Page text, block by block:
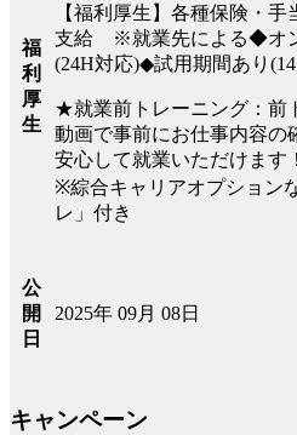
福
利
厚
生
【福利厚生】各種保険・
支給 ※就業先による◆オ
(24H対応)◆試用期間あり
★就業前トレーニング：前
動画で事前にお仕事内容の
安心して就業いただけます！
※綜合キャリアオプション
レ」付き
公
開
日
2025年 09月 08日
キャンペーン